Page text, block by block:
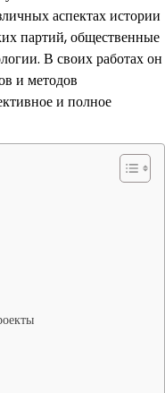
аспектах истории
партий, общественные
В своих работах он
и методов
и полное